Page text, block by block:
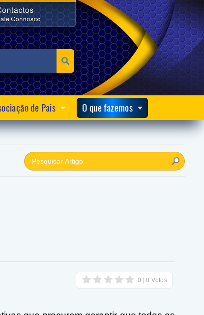
de Pais
O que fazemos